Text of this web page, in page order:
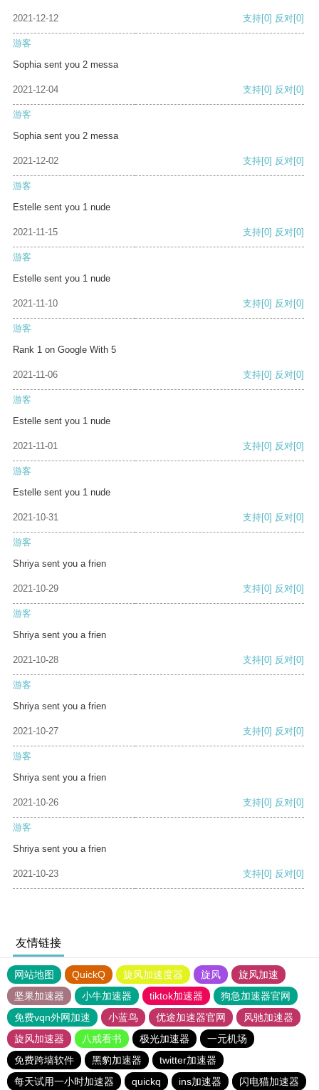
2021-12-12 支持[0] 反对[0]
游客
Sophia sent you 2 messa
2021-12-04 支持[0] 反对[0]
游客
Sophia sent you 2 messa
2021-12-02 支持[0] 反对[0]
游客
Estelle sent you 1 nude
2021-11-15 支持[0] 反对[0]
游客
Estelle sent you 1 nude
2021-11-10 支持[0] 反对[0]
游客
Rank 1 on Google With 5
2021-11-06 支持[0] 反对[0]
游客
Estelle sent you 1 nude
2021-11-01 支持[0] 反对[0]
游客
Estelle sent you 1 nude
2021-10-31 支持[0] 反对[0]
游客
Shriya sent you a frien
2021-10-29 支持[0] 反对[0]
游客
Shriya sent you a frien
2021-10-28 支持[0] 反对[0]
游客
Shriya sent you a frien
2021-10-27 支持[0] 反对[0]
游客
Shriya sent you a frien
2021-10-26 支持[0] 反对[0]
游客
Shriya sent you a frien
2021-10-23 支持[0] 反对[0]
友情链接
网站地图 QuickQ 旋风加速度器 旋风
旋风加速
坚果加速器
小牛加速器 tiktok加速器
狗急加速器官网
免费vqn外网加速
小蓝鸟 优途加速器官网
风驰加速器
旋风加速器
八戒看书 极光加速器
一元机场
免费跨墙软件
黑豹加速器
twitter加速器
每天试用一小时加速器
quickq ins加速器 闪电猫加速器